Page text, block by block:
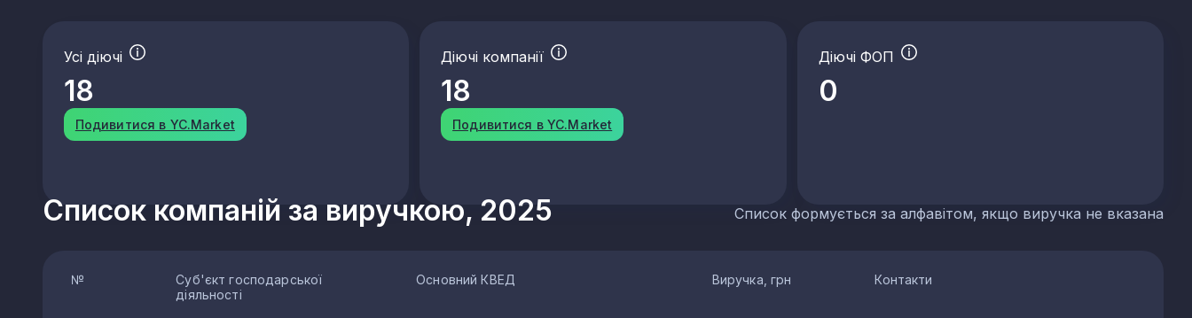
Усі діючі
18
Подивитися в YC.Market
Діючі компанії
18
Подивитися в YC.Market
Діючі ФОП
0
Список компаній за виручкою, 2025 Список формується за алфавітом, якщо виручка не вказана
№
Суб'єкт господарської
діяльності
Основний КВЕД Виручка, грн Контакти